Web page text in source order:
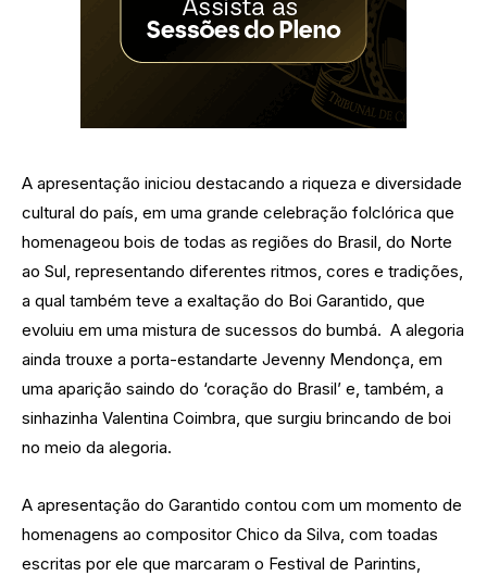
A apresentação iniciou destacando a riqueza e diversidade
cultural do país, em uma grande celebração folclórica que
homenageou bois de todas as regiões do Brasil, do Norte
ao Sul, representando diferentes ritmos, cores e tradições,
a qual também teve a exaltação do Boi Garantido, que
evoluiu em uma mistura de sucessos do bumbá. A alegoria
ainda trouxe a porta-estandarte Jevenny Mendonça, em
uma aparição saindo do ‘coração do Brasil’ e, também, a
sinhazinha Valentina Coimbra, que surgiu brincando de boi
no meio da alegoria.
A apresentação do Garantido contou com um momento de
homenagens ao compositor Chico da Silva, com toadas
escritas por ele que marcaram o Festival de Parintins,